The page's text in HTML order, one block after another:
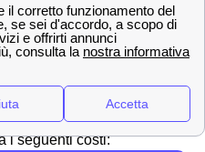
Però,non è possibile
ne tantomeno online.
è quello di scaricare il
postale per la disdetta.
è gratuita, ti saranno
i seguenti costi: